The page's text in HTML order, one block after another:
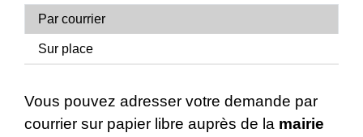
Par courrier
Sur place
Vous pouvez adresser votre demande par
courrier sur papier libre auprès de la mairie